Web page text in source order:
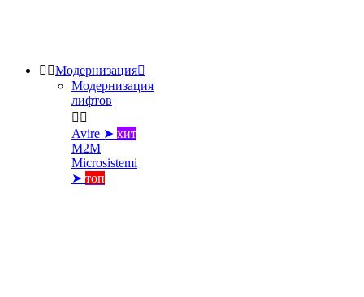
 Модернизация
Модернизация
лифтов
 
Avire ➤ хит
M2M
Microsistemi
➤ топ